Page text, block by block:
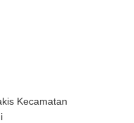
Kecamatan